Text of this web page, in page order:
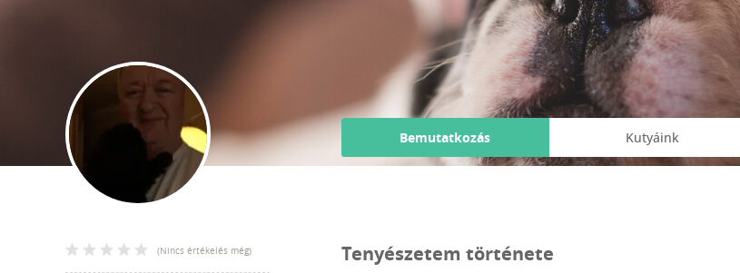
(Nincs értékelés még)
Bemutatkozás Kutyáink
Tenyészetem története